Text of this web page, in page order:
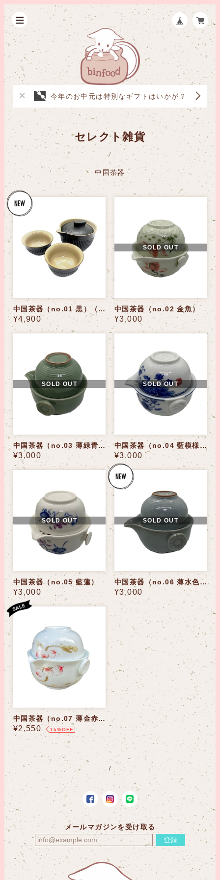
今年のお中元は特別なギフトはいかが？
セレクト雑貨
中国茶器
¥4,900
中国茶器（no.01 黒）（no.08 青）（no.09 白）（no.10 桃）（no.11 灰）
SOLD OUT
¥3,000
中国茶器（no.02 金魚）
SOLD OUT
¥3,000
中国茶器（no.03 薄緑青）
SOLD OUT
¥3,000
中国茶器（no.04 藍模様）
SOLD OUT
¥3,000
中国茶器（no.05 藍蓮）
SOLD OUT
¥3,000
中国茶器（no.06 薄水色）
¥2,550 15%OFF
中国茶器（no.07 薄金赤）
メールマガジンを受け取る
登録